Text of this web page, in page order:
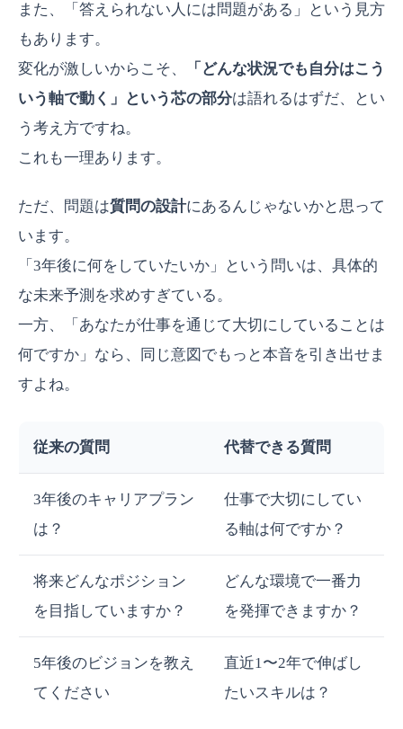
また、「答えられない人には問題がある」という見方
もあります。
変化が激しいからこそ、
「どんな状況でも自分はこう
いう軸で動く」という芯の部分は語れるはずだ、とい
う考え方ですね。
これも一理あります。
ただ、問題は質問の設計にあるんじゃないかと思って
います。
「3年後に何をしていたいか」という問いは、具体的
な未来予測を求めすぎている。
一方、「あなたが仕事を通じて大切にしていることは
何ですか」なら、同じ意図でもっと本音を引き出せま
すよね。
従来の質問 代替できる質問
3年後のキャリアプラン
は？
仕事で大切にしてい
る軸は何ですか？
将来どんなポジション
を目指していますか？
どんな環境で一番力
を発揮できますか？
5年後のビジョンを教え
てください
直近1〜2年で伸ばし
たいスキルは？